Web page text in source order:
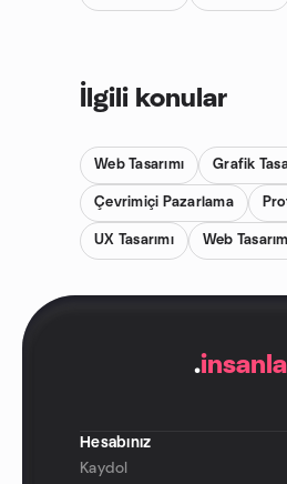
İlgili konular
Web Tasarımı Grafik
Çevrimiçi Pazarlama
UX Tasarımı Web
.
Hesabınız
Kaydol